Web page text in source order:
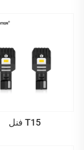
فنل T15